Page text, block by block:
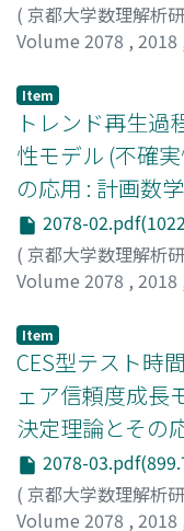
( 京都大学数理解析
Volume 2078 , 2018
Item
トレンド再生過
性モデル (不確
の応用 : 計画数
2078-
( 京都大学数理解析
Volume 2078 , 2018
トウ, ヤスヒロ
Item
CES型テスト時
ェア信頼度成長
決定理論とその
2078-
( 京都大学数理解析
Volume 2078 , 2018